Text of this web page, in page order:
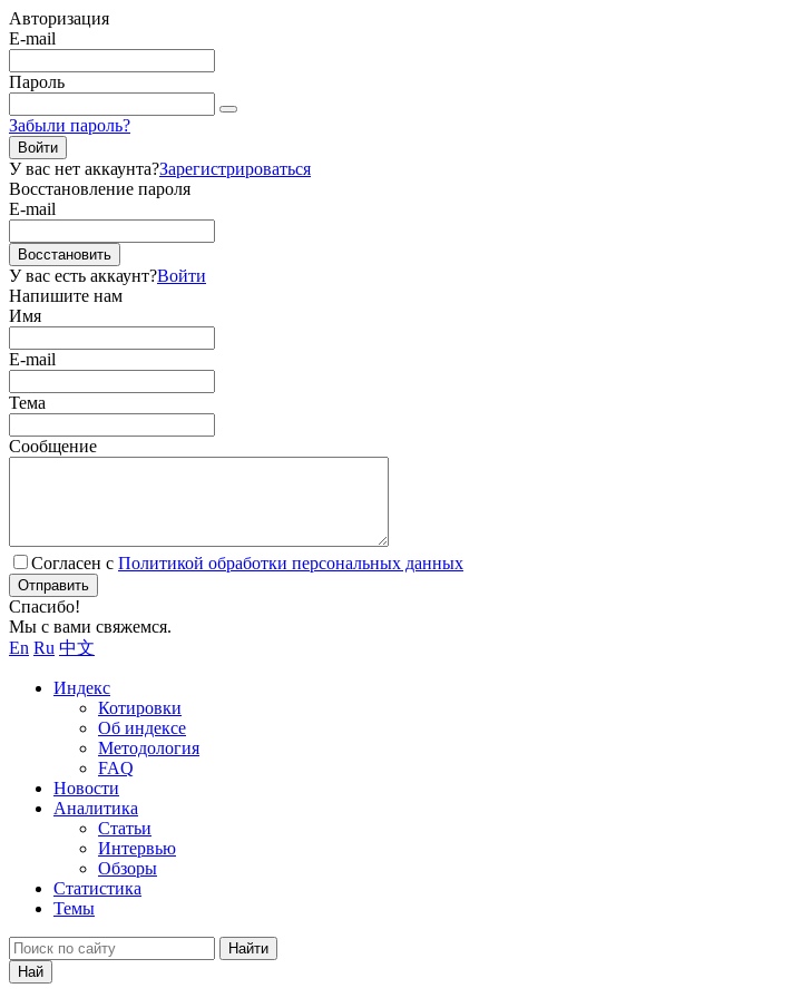
Авторизация
E-mail
Пароль
Забыли пароль?
Войти
У вас нет аккаунта?Зарегистрироваться
Восстановление пароля
E-mail
Восстановить
У вас есть аккаунт?Войти
Напишите нам
Имя
E-mail
Тема
Сообщение
Согласен с Политикой обработки персональных данных
Отправить
Спасибо!
Мы с вами свяжемся.
En Ru 中文
Индекс
Котировки
Об индексе
Методология
FAQ
Новости
Аналитика
Статьи
Интервью
Обзоры
Статистика
Темы
Найти
Най